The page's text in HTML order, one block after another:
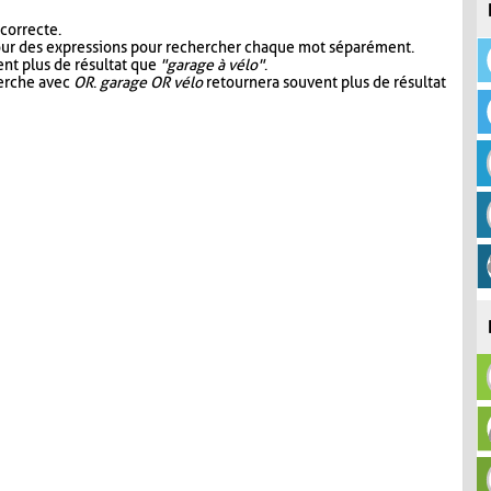
des expressions pour rechercher chaque mot séparément.
plus de résultat que "garage à vélo".
avec OR. garage OR véloretournera souvent plus de résultat